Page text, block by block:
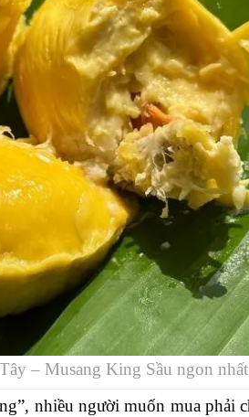
– Musang King Sầu ngon nhất
nhiều người muốn mua phải